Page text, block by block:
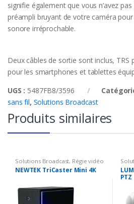
signifie également que vous n’avez pas
préampli bruyant de votre caméra
sonore irréprochable.
Deux câbles de sortie sont inclus, TRS
pour les smartphones et tablettes
UGS : 5487FB8/3596
sans fil, Solutions Broadcast
Produits similaires
Solutions Broadcast, Régie vidéo
HD / IP,Mélanger vidéo
NEWTEK TriCaster Mini 4K
PTZ